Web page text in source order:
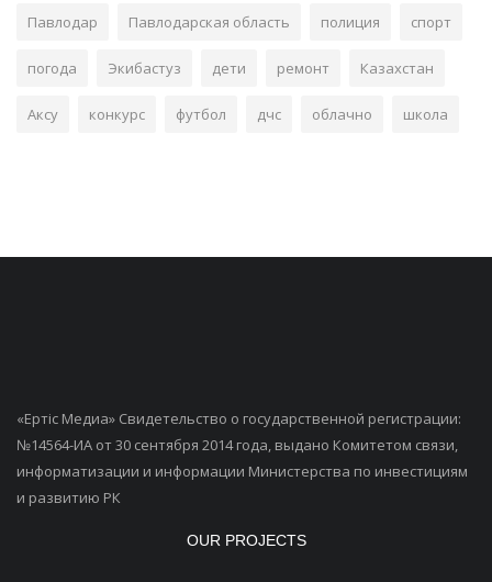
Павлодар Павлодарская область полиция спорт
погода Экибастуз дети ремонт Казахстан
Аксу конкурс футбол дчс облачно школа
«Ертiс Медиа» Свидетельство о государственной регистрации:
№14564-ИА от 30 сентября 2014 года, выдано Комитетом связи,
информатизации и информации Министерства по инвестициям
и развитию РК
OUR PROJECTS